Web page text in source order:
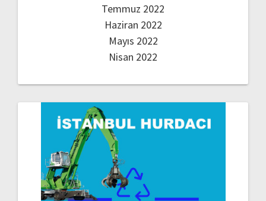
Temmuz 2022
Haziran 2022
Mayıs 2022
Nisan 2022